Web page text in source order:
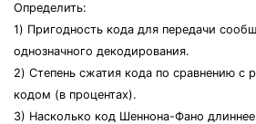
Определить:
1) Пригодность кода для передачи
однозначного декодирования.
2) Степень сжатия кода по сравнению
кодом (в процентах).
3) Насколько код Шеннона-Фано